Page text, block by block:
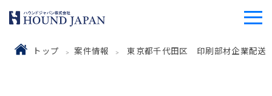
トップ 案件情報 東京都千代田区 印刷部材企業配送